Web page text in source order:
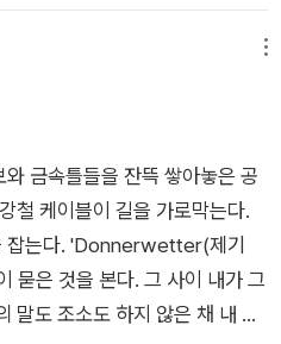
간이라는 사실을 잊지 않을 수
는 자연스럽고 평범한 호의란
가능한 건 아닌 듯싶다.)-그러나
리를 들었다. 그 소리는 무기력
고 들어와 우리들 내부에 살아남
다.“Kamaraden, ich bin der L
) (227)-(…)내가 보기에 증오
어떤 이름에게, 어떤 얼굴에게
데 당시 우리를 박해했던 사람들
다. 이 책에서도 그것을 알 수 있
간 어디쯤 우두커니 궁금해하지
말로써 다 하지 못할 잊고 싶은
혼동된 마음을 담은 과거를 벗어
구하고 프리모 레비는 기록해 나
.그들의 만행이 묻히지 않게 하
드 오브 마인>이라는 영화가 있
군의 포로가 된 독일 소년병들
거하는 일에 투입되는 실화의 이
해체 작업 중 형제를 잃은 한
림을 치자 덴마크 군인이 다가
는 형편없이 멀건 죽을 떠먹
. 수용소에서 그들은 만인에 대
문구가 아니라 그야말로 목숨을
서도 엄정한 점호의식과 철저한
리지 않는 규율도 강요당했다.
황 속에서 아무렇게나 살아도 무
인적 고민에, 동료 슈타인라우
을 보여 주기 위해 그리고 자신에
는 원칙을 실천에 옮긴다. 무더
시작했던, 인간을 동물로 만들
해 완성되었다.인간을 죽이는
하는 것도, 부당함을 당하는 것
한 침대를 쓰는 사람은 인간이
의 잘못은 아닐지라도, 미개한
다도 '생각하는 사람'이라는 전형
쪽)그러나 그들을 괴롭혔던 것
용소는 울타리를 통해 외부 세계
세계와 격리된 새로운 세계와
미한 일인가! 그리고 마지막 책장
저 덮혀지랴만- 인간에 대한 모
이것이 인간이라고, 가장 비현
적이고 환상적인가를 다시 생각
이런 글을 썼을까. “코만도의
게 당연하다. 어떻게 내가 만
아침에 내가 사나운 바람을 피
순간 바로 내 옆에 한 친구가 등
금속틀들을 잔뜩 쌓아놓은 공
철 케이블이 길을 가로막는다.
잡는다. 'Donnerwetter(제기
묻은 것을 본다. 그 사이 내가 그
말도 조소도 하지 않은 채 내 어